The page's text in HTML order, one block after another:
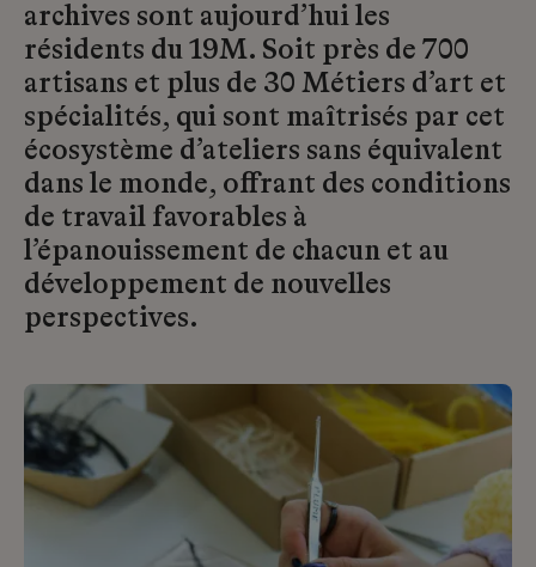
archives sont aujourd’hui les
résidents du 19M. Soit près de 700
artisans et plus de 30 Métiers d’art et
spécialités, qui sont maîtrisés par cet
écosystème d’ateliers sans équivalent
dans le monde, offrant des conditions
de travail favorables à
l’épanouissement de chacun et au
développement de nouvelles
perspectives.